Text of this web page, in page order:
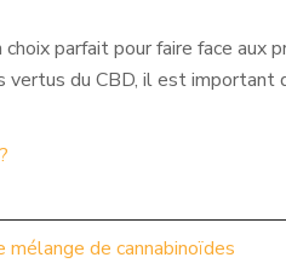
parfait pour faire face
du CBD, il est
de cannabinoïdes